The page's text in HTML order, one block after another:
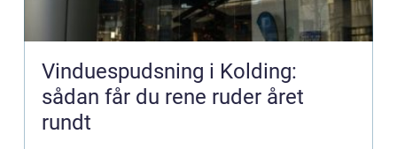
Vinduespudsning i Kolding:
sådan får du rene ruder året
rundt